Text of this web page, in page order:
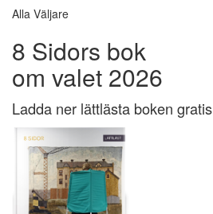
Alla Väljare
8 Sidors bok
om valet 2026
Ladda ner lättlästa boken gratis